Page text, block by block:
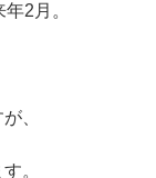
2月。
、
。